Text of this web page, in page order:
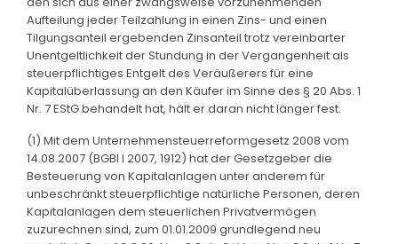
Aufteilung jeder Teilzahlung in einen Zins- und einen
Tilgungsanteil ergebenden Zinsanteil trotz vereinbarter
Unentgeltlichkeit der Stundung in der Vergangenheit als
steuerpflichtiges Entgelt des Veräußerers für eine
Kapitalüberlassung an den Käufer im Sinne des § 20 Abs. 1
Nr. 7 EStG behandelt hat, hält er daran nicht länger fest.
(1) Mit dem Unternehmensteuerreformgesetz 2008 vom
14.08.2007 (BGBl I 2007, 1912) hat der Gesetzgeber die
Besteuerung von Kapitalanlagen unter anderem für
unbeschränkt steuerpflichtige natürliche Personen, deren
Kapitalanlagen dem steuerlichen Privatvermögen
zuzurechnen sind, zum 01.01.2009 grundlegend neu